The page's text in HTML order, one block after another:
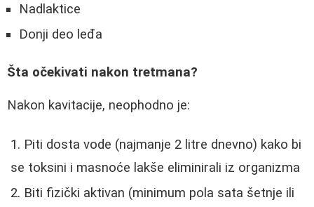
Nadlaktice
Donji deo leđa
Šta očekivati nakon tretmana?
Nakon kavitacije, neophodno je:
Piti dosta vode (najmanje 2 litre dnevno) kako bi
se toksini i masnoće lakše eliminirali iz organizma
Biti fizički aktivan (minimum pola sata šetnje ili